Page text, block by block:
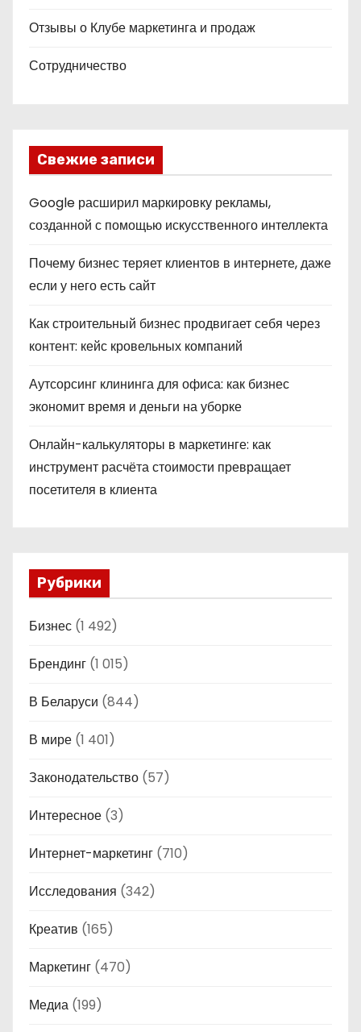
Отзывы о Клубе маркетинга и продаж
Сотрудничество
Свежие записи
Google расширил маркировку рекламы,
созданной с помощью искусственного интеллекта
Почему бизнес теряет клиентов в интернете, даже
если у него есть сайт
Как строительный бизнес продвигает себя через
контент: кейс кровельных компаний
Аутсорсинг клининга для офиса: как бизнес
экономит время и деньги на уборке
Онлайн-калькуляторы в маркетинге: как
инструмент расчёта стоимости превращает
посетителя в клиента
Рубрики
Бизнес (1 492)
Брендинг (1 015)
В Беларуси (844)
В мире (1 401)
Законодательство (57)
Интересное (3)
Интернет-маркетинг (710)
Исследования (342)
Креатив (165)
Маркетинг (470)
Медиа (199)